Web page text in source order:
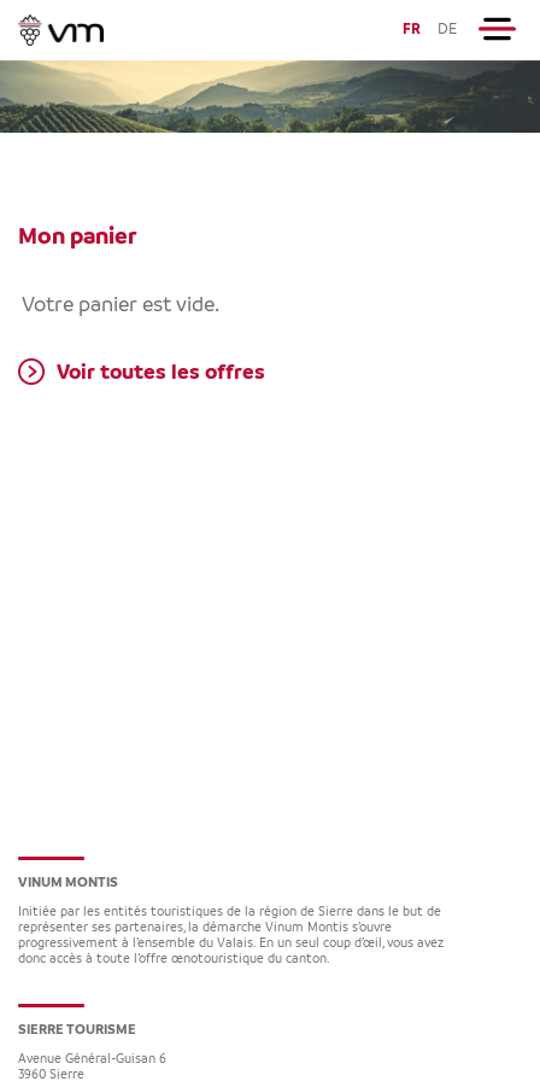
FR DE
Mon panier
Votre panier est vide.
Voir toutes les offres
VINUM MONTIS
Initiée par les entités touristiques de la région de Sierre dans le but de
représenter ses partenaires, la démarche Vinum Montis s’ouvre
progressivement à l’ensemble du Valais. En un seul coup d’œil, vous avez
donc accès à toute l’offre œnotouristique du canton.
SIERRE TOURISME
Avenue Général-Guisan 6
3960 Sierre